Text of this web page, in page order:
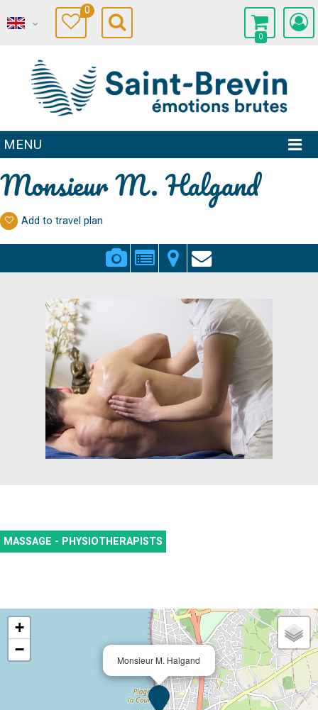
0
0
MENU
Monsieur M. Halgand
Add to travel plan
MASSAGE - PHYSIOTHERAPISTS
Monsieur M. Halgand
+
−